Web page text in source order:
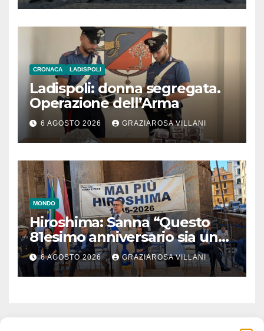
CRONACA LADISPOLI
Ladispoli: donna segregata.
Operazione dell’Arma
6 AGOSTO 2026 GRAZIAROSA VILLANI
MONDO
Hiroshima: Sanna “Questo
81esimo anniversario sia un
monito per tutti”
6 AGOSTO 2026 GRAZIAROSA VILLANI